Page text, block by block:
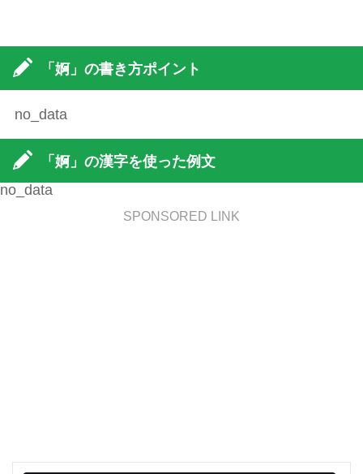
「婀」の書き方ポイント
no_data
「婀」の漢字を使った例文
no_data
SPONSORED LINK